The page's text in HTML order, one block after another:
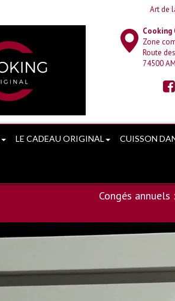
Art de
Cooking
Zone
Route
74500
LE CADEAU ORIGINAL CUISSON
Congés annuels :